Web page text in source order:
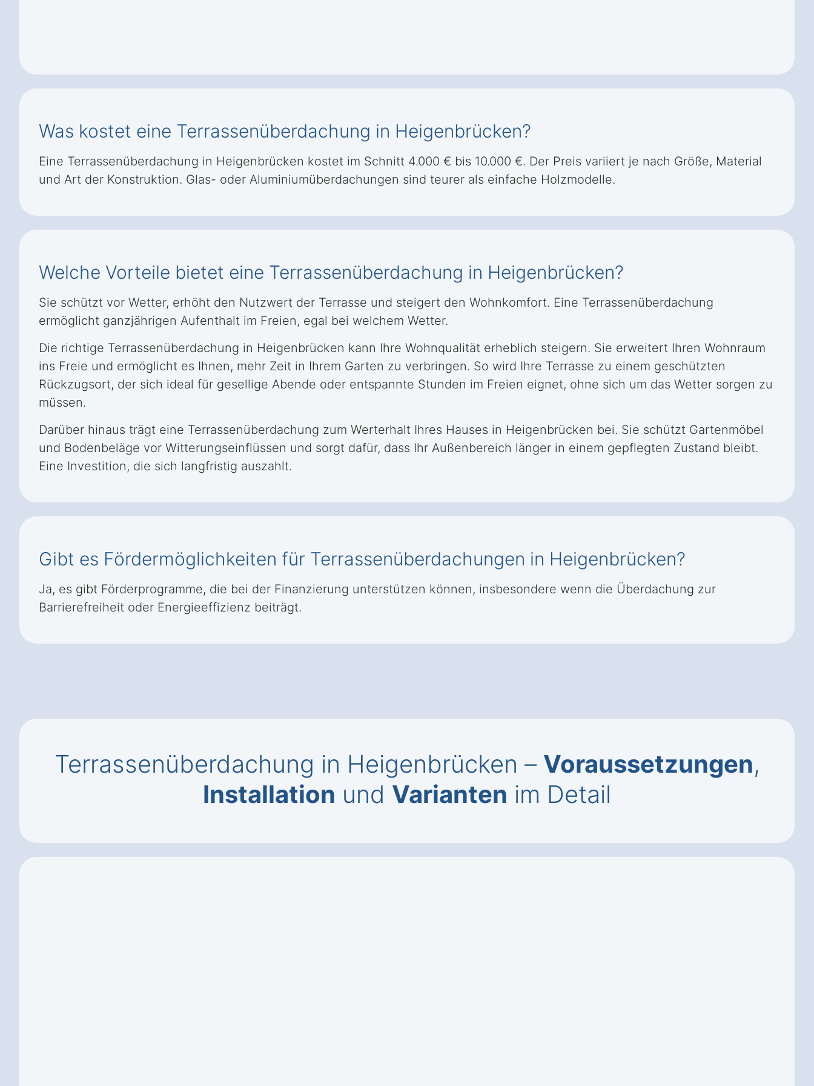
Was kostet eine Terrassenüberdachung in Heigenbrücken?
Eine Terrassenüberdachung in Heigenbrücken kostet im Schnitt 4.000 € bis 10.000 €. Der Preis variiert je nach Größe, Material
und Art der Konstruktion. Glas- oder Aluminiumüberdachungen sind teurer als einfache Holzmodelle.
Welche Vorteile bietet eine Terrassenüberdachung in Heigenbrücken?
Sie schützt vor Wetter, erhöht den Nutzwert der Terrasse und steigert den Wohnkomfort. Eine Terrassenüberdachung
ermöglicht ganzjährigen Aufenthalt im Freien, egal bei welchem Wetter.
Die richtige Terrassenüberdachung in Heigenbrücken kann Ihre Wohnqualität erheblich steigern. Sie erweitert Ihren Wohnraum
ins Freie und ermöglicht es Ihnen, mehr Zeit in Ihrem Garten zu verbringen. So wird Ihre Terrasse zu einem geschützten
Rückzugsort, der sich ideal für gesellige Abende oder entspannte Stunden im Freien eignet, ohne sich um das Wetter sorgen zu
müssen.
Darüber hinaus trägt eine Terrassenüberdachung zum Werterhalt Ihres Hauses in Heigenbrücken bei. Sie schützt Gartenmöbel
und Bodenbeläge vor Witterungseinflüssen und sorgt dafür, dass Ihr Außenbereich länger in einem gepflegten Zustand bleibt.
Eine Investition, die sich langfristig auszahlt.
Gibt es Fördermöglichkeiten für Terrassenüberdachungen in Heigenbrücken?
Ja, es gibt Förderprogramme, die bei der Finanzierung unterstützen können, insbesondere wenn die Überdachung zur
Barrierefreiheit oder Energieeffizienz beiträgt.
Terrassenüberdachung in Heigenbrücken – Voraussetzungen,
Installation und Varianten im Detail